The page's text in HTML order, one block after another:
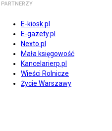
PARTNERZY
E-kiosk.pl
E-gazety.pl
Nexto.pl
Mała księgowość
Kancelarierp.pl
Wieści Rolnicze
Życie Warszawy